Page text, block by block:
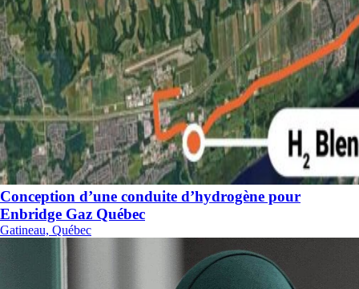
Conception d’une conduite d’hydrogène pour
Enbridge Gaz Québec
Gatineau, Québec